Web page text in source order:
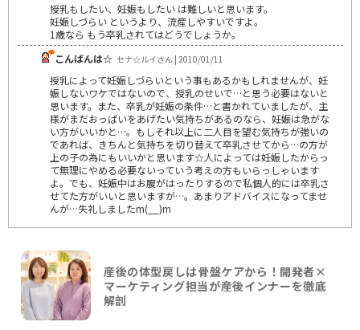
授乳もしたい、妊娠もしたい は難しいと思います。
妊娠しづらい というより、流産しやすいですよ。
1歳なら もう卒乳されてはどうでしょうか。
こんばんは☆ セナ☆ルイさん | 2010/01/11
授乳によって妊娠しづらいという事もあるかもしれませんが、妊
娠しないワケではないので、授乳のせいで…と思う必要はないと
思います。また、卒乳が妊娠の条件…と書かれていましたが、主
様がまだおっぱいをあげたい気持ちがあるのなら、妊娠は急がな
い方がいいかと…。もしそれ以上に二人目を望む気持ちが強いの
であれば、きちんと気持ちを切り替えて卒乳させてから…の方が
上の子の為にもいいかと思います☆人によっては妊娠したからっ
て無理にやめる必要ないっていう考えの方もいらっしゃいます
よ。でも、妊娠中はお腹がはったりするので私個人的には卒乳さ
せてた方がいいと思いますが…。あまりアドバイスになってませ
んが…失礼しましたm(__)m
産後の体型戻しは骨盤ケアから！開発者×
マーケティング担当が産後インナーを徹底
解剖